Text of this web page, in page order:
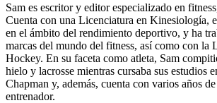
Sam es escritor y editor especializado en
Cuenta con una Licenciatura en Kinesiología,
en el ámbito del rendimiento deportivo, y ha
marcas del mundo del fitness, así como con la
Hockey. En su faceta como atleta, Sam
hielo y lacrosse mientras cursaba sus estudios
Chapman y, además, cuenta con varios años
entrenador.